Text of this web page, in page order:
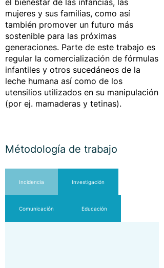
el bienestar de las infancias, las
mujeres y sus familias, como así
también promover un futuro más
sostenible para las próximas
generaciones. Parte de este trabajo es
regular la comercialización de fórmulas
infantiles y otros sucedáneos de la
leche humana así como de los
utensilios utilizados en su manipulación
(por ej. mamaderas y tetinas).
Métodología de trabajo
Incidencia Investigación
Comunicación Educación